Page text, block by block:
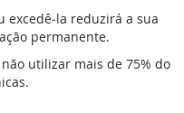
excedê-la reduzirá a sua
permanente.
utilizar mais de 75% do